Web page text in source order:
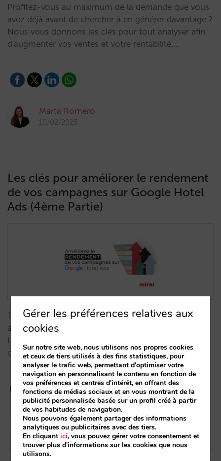
Profitez-vous au maximum de la demande que vous
avez déjà avant de chercher à en générer davantage ?
Nous vous donnons les clés pour tout analyser afin
d'augmenter vos ventes et votre rentabilité.…
Marta Romero
10/02/2025
Les clés pour améliorer le rendement
de vos campagnes sur Google Hotel
Ads (4ème Partie)
Tirez parti au maximum de Google Hotel Ads en
augmentant votre visibilité, votre demande et vos
taux de participation, d'impression, de clic et de
conversion.…
Diego Varela
28/01/2025
Gérer les préférences relatives aux
cookies
Sur notre site web, nous utilisons nos propres cookies
et ceux de tiers utilisés à des fins statistiques, pour
analyser le trafic web, permettant d'optimiser votre
navigation en personnalisant le contenu en fonction de
vos préférences et centres d'intérêt, en offrant des
fonctions de médias sociaux et en vous montrant de la
publicité personnalisée basée sur un profil créé à partir
de vos habitudes de navigation.
Nous pouvons également partager des informations
analytiques ou publicitaires avec des tiers.
En cliquantici, vous pouvez gérer votre consentement et
trouver plus d'informations sur les cookies que nous
utilisons.